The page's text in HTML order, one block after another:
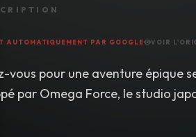
AUTOMATIQUEMENT PAR GOOGLE VOIR
vous pour une aventure épique
par Omega Force, le studio